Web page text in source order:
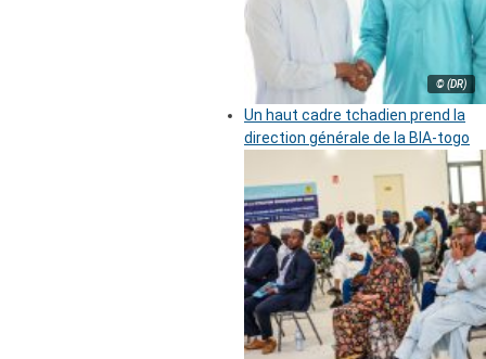
© (DR)
Un haut cadre tchadien prend la
direction générale de la BIA-togo